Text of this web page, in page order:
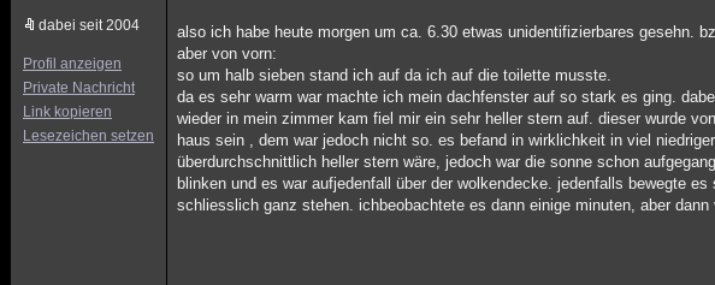
dabei seit 2004
Profil anzeigen
Private Nachricht
Link kopieren
Lesezeichen setzen
also ich habe heute morgen um ca. 6.30 etwas unidentifizierbares gesehn.
aber von vorn:
so um halb sieben stand ich auf da ich auf die toilette musste.
da es sehr warm war machte ich mein dachfenster auf so stark es ging.
wieder in mein zimmer kam fiel mir ein sehr heller stern auf. dieser wurde
haus sein , dem war jedoch nicht so. es befand in wirklichkeit in viel
überdurchschnittlich heller stern wäre, jedoch war die sonne schon
blinken und es war aufjedenfall über der wolkendecke. jedenfalls bewegte
schliesslich ganz stehen. ichbeobachtete es dann einige minuten, aber